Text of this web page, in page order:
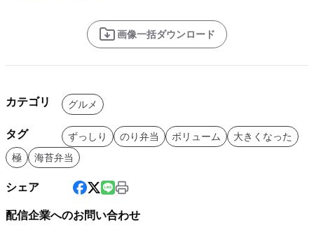
画像一括ダウンロード
カテゴリ グルメ
タグ ずっしり のり弁当 ボリューム
大きくなった
極
海苔弁当
シェア
配信企業へのお問い合わせ